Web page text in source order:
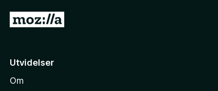
G
i
M
Utvidelser
Om